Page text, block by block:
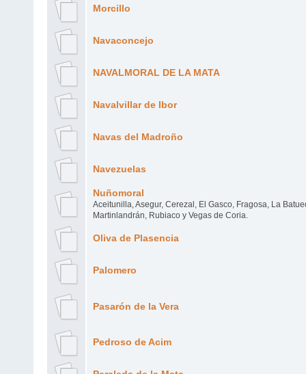
Morcillo
Navaconcejo
NAVALMORAL DE LA MATA
Navalvillar de Ibor
Navas del Madroño
Navezuelas
Nuñomoral
Aceitunilla, Asegur, Cerezal, El Gasco, Fragosa, La
Martinlandrán, Rubiaco y Vegas de Coria.
Oliva de Plasencia
Palomero
Pasarón de la Vera
Pedroso de Acim